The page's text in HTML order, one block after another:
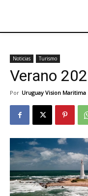
Noticias Turismo
Verano
Por Uruguay Vision Maritima